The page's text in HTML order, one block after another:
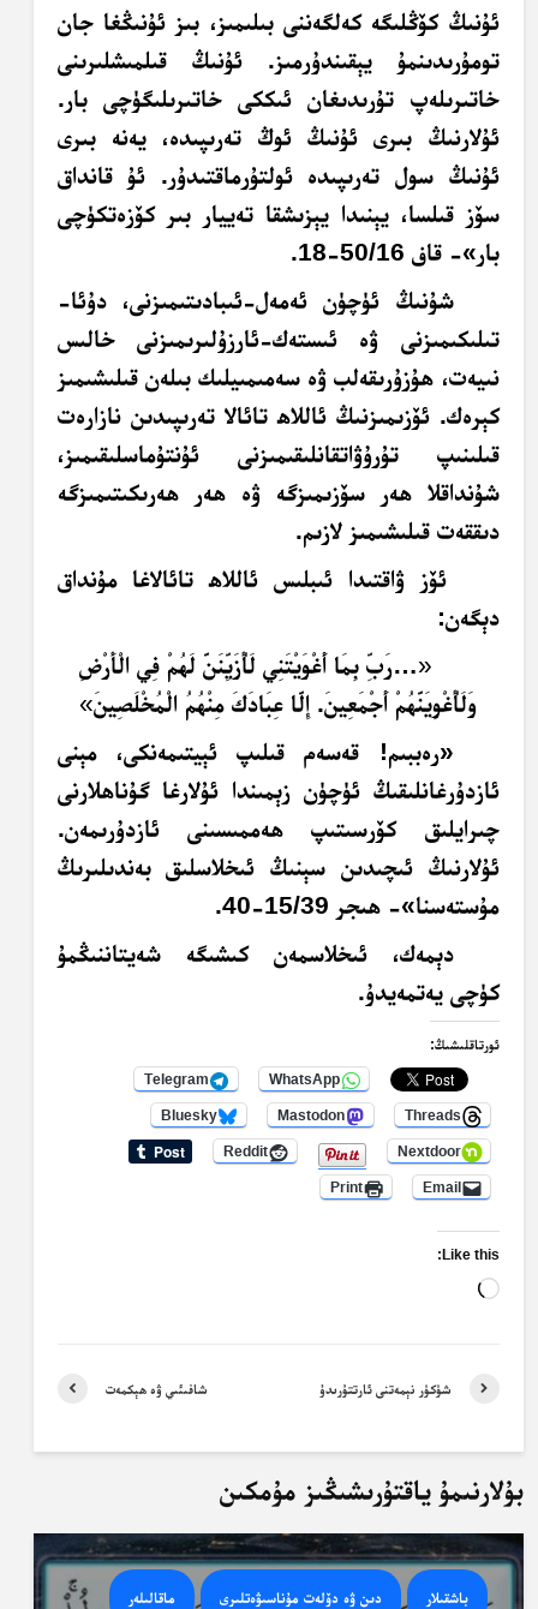
ئۇنىڭ كۆڭلىگە كەلگەننى بىلىمىز، بىز ئۇنىڭغا جان
تومۇرىدىنمۇ يېقىندۇرمىز. ئۇنىڭ قىلمىشلىرىنى
خاتىرىلەپ تۇرىدىغان ئىككى خاتىرىلىگۈچى بار.
ئۇلارنىڭ بىرى ئۇنىڭ ئوڭ تەرىپىدە، يەنە بىرى
ئۇنىڭ سول تەرىپىدە ئولتۇرماقتىدۇر. ئۇ قانداق
سۆز قىلسا، يېنىدا يېزىشقا تەييار بىر كۆزەتكۈچى
بار»- قاف 50/16-18.
شۇنىڭ ئۈچۈن ئەمەل-ئىبادىتىمىزنى، دۇئا-
تىلىكىمىزنى ۋە ئىستەك-ئارزۇلىرىمىزنى خالىس
نىيەت، ھۇزۇرىقەلب ۋە سەمىمىيلىك بىلەن قىلىشىمىز
كېرەك. ئۆزىمىزنىڭ ئاللاھ تائالا تەرىپىدىن نازارەت
قىلىنىپ تۇرۇۋاتقانلىقىمىزنى ئۇنتۇماسلىقىمىز،
شۇنداقلا ھەر سۆزىمىزگە ۋە ھەر ھەرىكىتىمىزگە
دىققەت قىلىشىمىز لازىم.
ئۆز ۋاقتىدا ئىبلىس ئاللاھ تائالاغا مۇنداق
دېگەن:
«…رَبِّ بِمَا أَغْوَيْتَنِي لَأُزَيِّنَنَّ لَهُمْ فِي الْأَرْضِ
وَلَأُغْوِيَنَّهُمْ أَجْمَعِينَ. إِلَّا عِبَادَكَ مِنْهُمُ الْمُخْلَصِينَ»
«رەببىم! قەسەم قىلىپ ئېيتىمەنكى، مېنى
ئازدۇرغانلىقىڭ ئۈچۈن زېمىندا ئۇلارغا گۇناھلارنى
چىرايلىق كۆرسىتىپ ھەممىسىنى ئازدۇرىمەن.
ئۇلارنىڭ ئىچىدىن سېنىڭ ئىخلاسلىق بەندىلىرىڭ
مۇستەسنا»- ھىجر 15/39-40.
دېمەك، ئىخلاسمەن كىشىگە شەيتاننىڭمۇ
كۈچى يەتمەيدۇ.
ئورتاقلىشىڭ:
WhatsApp
Telegram
Threads
Mastodon
Bluesky
Nextdoor
Reddit
Email
Print
Like this:
Loading…
شافىئىي ۋە ھېكمەت شۈكۈر نېمەتنى ئارتتۇرىدۇ
بۇلارنىمۇ ياقتۇرىشىڭىز مۇمكىن
باشقىلار دىن ۋە دۆلەت مۇناسىۋەتلىرى ماقالىلەر